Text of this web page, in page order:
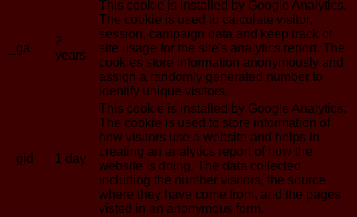
_ga
2
years
This cookie is installed by Google Analytics.
The cookie is used to calculate visitor,
session, campaign data and keep track of
site usage for the site's analytics report. The
cookies store information anonymously and
assign a randomly generated number to
identify unique visitors.
_gid 1 day
This cookie is installed by Google Analytics.
The cookie is used to store information of
how visitors use a website and helps in
creating an analytics report of how the
website is doing. The data collected
including the number visitors, the source
where they have come from, and the pages
visted in an anonymous form.